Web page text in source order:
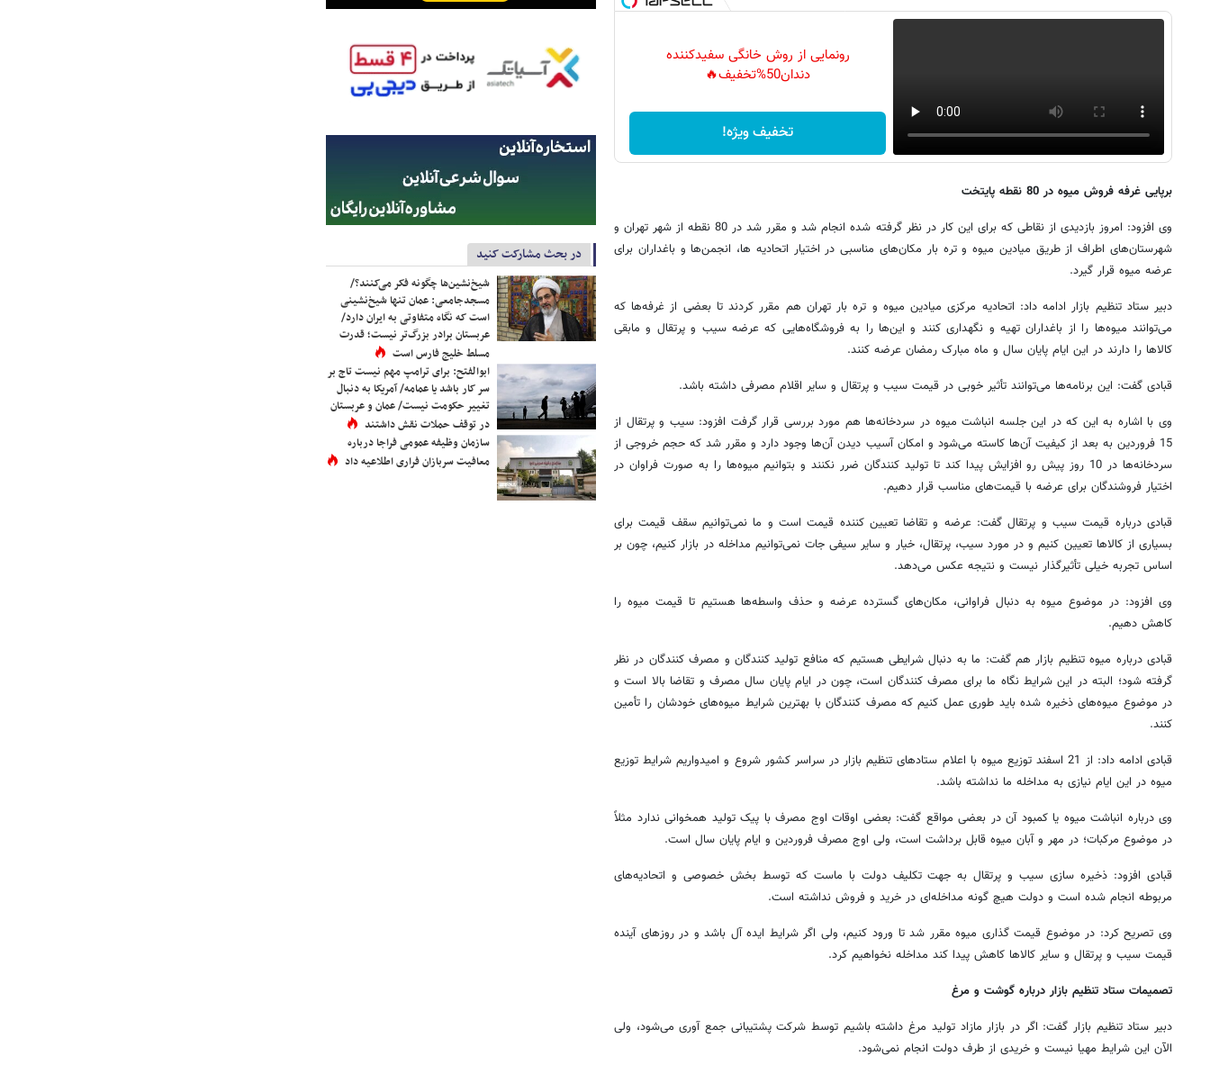
رونمایی از روش خانگی سفیدکننده
دندان50%تخفیف🔥
تخفیف ویژه!
برپایی غرفه فروش میوه در 80 نقطه پایتخت
وی افزود: امروز بازدیدی از نقاطی که برای این کار در نظر گرفته شده انجام شد و مقرر شد در 80 نقطه از شهر تهران و
شهرستان‌های اطراف از طریق میادین میوه و تره بار مکان‌های مناسبی در اختیار اتحادیه ها، انجمن‌ها و باغداران برای
عرضه میوه قرار گیرد.
دبیر ستاد تنظیم بازار ادامه داد: اتحادیه مرکزی میادین میوه و تره بار تهران هم مقرر کردند تا بعضی از غرفه‌ها که
می‌توانند میوه‌ها را از باغداران تهیه و نگهداری کنند و این‌ها را به فروشگاه‌هایی که عرضه سیب و پرتقال و مابقی
کالاها را دارند در این ایام پایان سال و ماه مبارک رمضان عرضه کنند.
قبادی گفت: این برنامه‌ها می‌توانند تأثیر خوبی در قیمت سیب و پرتقال و سایر اقلام مصرفی داشته باشد.
وی با اشاره به این که در این جلسه انباشت میوه در سردخانه‌ها هم مورد بررسی قرار گرفت افزود: سیب و پرتقال از
15 فروردین به بعد از کیفیت آن‌ها کاسته می‌شود و امکان آسیب دیدن آن‌ها وجود دارد و مقرر شد که حجم خروجی از
سردخانه‌ها در 10 روز پیش رو افزایش پیدا کند تا تولید کنندگان ضرر نکنند و بتوانیم میوه‌ها را به صورت فراوان در
اختیار فروشندگان برای عرضه با قیمت‌های مناسب قرار دهیم.
قبادی درباره قیمت سیب و پرتقال گفت: عرضه و تقاضا تعیین کننده قیمت است و ما نمی‌توانیم سقف قیمت برای
بسیاری از کالاها تعیین کنیم و در مورد سیب، پرتقال، خیار و سایر سیفی جات نمی‌توانیم مداخله در بازار کنیم، چون بر
اساس تجربه خیلی تأثیرگذار نیست و نتیجه عکس می‌دهد.
وی افزود: در موضوع میوه به دنبال فراوانی، مکان‌های گسترده عرضه و حذف واسطه‌ها هستیم تا قیمت میوه را
کاهش دهیم.
قبادی درباره میوه تنظیم بازار هم گفت: ما به دنبال شرایطی هستیم که منافع تولید کنندگان و مصرف کنندگان در نظر
گرفته شود؛ البته در این شرایط نگاه ما برای مصرف کنندگان است، چون در ایام پایان سال مصرف و تقاضا بالا است و
در موضوع میوه‌های ذخیره شده باید طوری عمل کنیم که مصرف کنندگان با بهترین شرایط میوه‌های خودشان را تأمین
کنند.
قبادی ادامه داد: از 21 اسفند توزیع میوه با اعلام ستادهای تنظیم بازار در سراسر کشور شروع و امیدواریم شرایط توزیع
میوه در این ایام نیازی به مداخله ما نداشته باشد.
وی درباره انباشت میوه یا کمبود آن در بعضی مواقع گفت: بعضی اوقات اوج مصرف با پیک تولید همخوانی ندارد مثلاً
در موضوع مرکبات؛ در مهر و آبان میوه قابل برداشت است، ولی اوج مصرف فروردین و ایام پایان سال است.
قبادی افزود: ذخیره سازی سیب و پرتقال به جهت تکلیف دولت با ماست که توسط بخش خصوصی و اتحادیه‌های
مربوطه انجام شده است و دولت هیچ گونه مداخله‌ای در خرید و فروش نداشته است.
وی تصریح کرد: در موضوع قیمت گذاری میوه مقرر شد تا ورود کنیم، ولی اگر شرایط ایده آل باشد و در روزهای آینده
قیمت سیب و پرتقال و سایر کالاها کاهش پیدا کند مداخله نخواهیم کرد.
تصمیمات ستاد تنظیم بازار درباره گوشت و مرغ
دبیر ستاد تنظیم بازار گفت: اگر در بازار مازاد تولید مرغ داشته باشیم توسط شرکت پشتیبانی جمع آوری می‌شود، ولی
الآن این شرایط مهیا نیست و خریدی از طرف دولت انجام نمی‌شود.
در بحث مشارکت کنید
شیخ‌نشین‌ها چگونه فکر می‌کنند؟/
مسجدجامعی: عمان تنها شیخ‌نشینی
است که نگاه متفاوتی به ایران دارد/
عربستان برادر بزرگ‌تر نیست؛ قدرت
مسلط خلیج فارس است
ابوالفتح: برای ترامپ مهم نیست تاج بر
سر کار باشد یا عمامه/ آمریکا به دنبال
تغییر حکومت نیست/ عمان و عربستان
در توقف حملات نقش داشتند
سازمان وظیفه عمومی فراجا درباره
معافیت سربازان فراری اطلاعیه داد